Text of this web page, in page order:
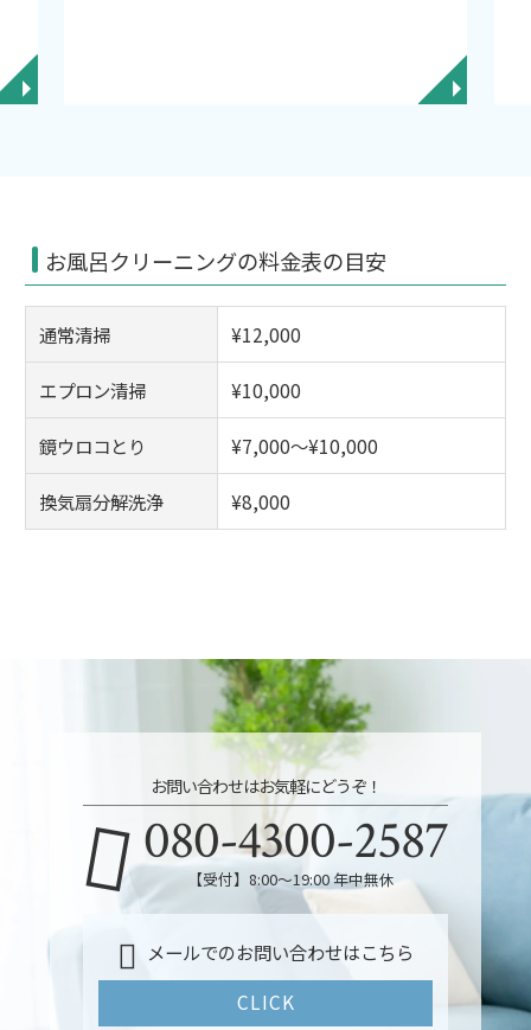
◥ ◥
お風呂クリーニングの料金表の目安
通常清掃 ¥12,000
エプロン清掃 ¥10,000
鏡ウロコとり ¥7,000～¥10,000
換気扇分解洗浄 ¥8,000
お問い合わせはお気軽にどうぞ！
080-4300-2587
【受付】8:00～19:00 年中無休
メールでのお問い合わせはこちら
CLICK